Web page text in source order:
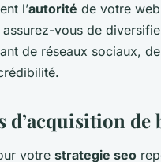
l’autorité de votre
assurez-vous de
de réseaux sociaux,
d’acquisition de
votre strategie seo